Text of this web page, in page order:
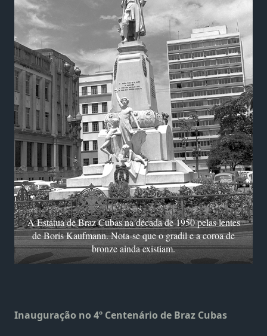
A Estátua de Braz Cubas na década de 1950 pelas lentes
de Boris Kaufmann. Nota-se que o gradil e a coroa de
bronze ainda existiam.
Inauguração no 4º Centenário de Braz Cubas